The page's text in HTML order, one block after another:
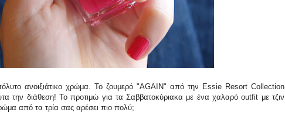
ανοιξιάτικο χρώμα. Το ζουμερό "AGAIN" από την Εssie Resort Collection
την διάθεση! Το προτιμώ για τα Σαββατοκύριακα με ένα χαλαρό outfit με τζιν
από τα τρία σας αρέσει πιο πολύ;